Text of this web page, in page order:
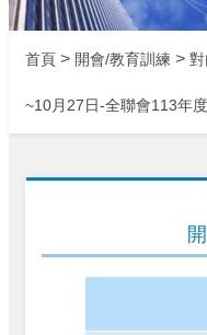
首頁 > 開會/教育訓練 >
~10月27日-全聯會113年